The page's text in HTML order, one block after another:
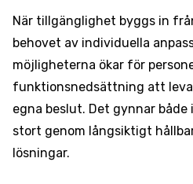
När tillgänglighet byggs in
behovet av individuella
möjligheterna ökar för
funktionsnedsättning att
egna beslut. Det gynnar
stort genom långsiktigt
lösningar.